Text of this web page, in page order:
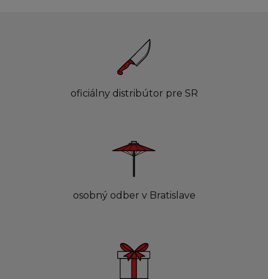
oficiálny distribútor pre SR
osobný odber v Bratislave